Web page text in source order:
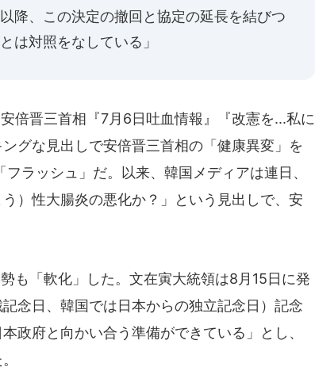
降、この決定の撤回と協定の延長を結びつ
は対照をなしている」
倍晋三首相『7月6日吐血情報』『改憲を...私に
グな見出しで安倍晋三首相の「健康異変」を
ラッシュ」だ。以来、韓国メディアは連日、
）性大腸炎の悪化か？」という見出しで、安
も「軟化」した。文在寅大統領は8月15日に発
念日、韓国では日本からの独立記念日）記念
政府と向かい合う準備ができている」とし、